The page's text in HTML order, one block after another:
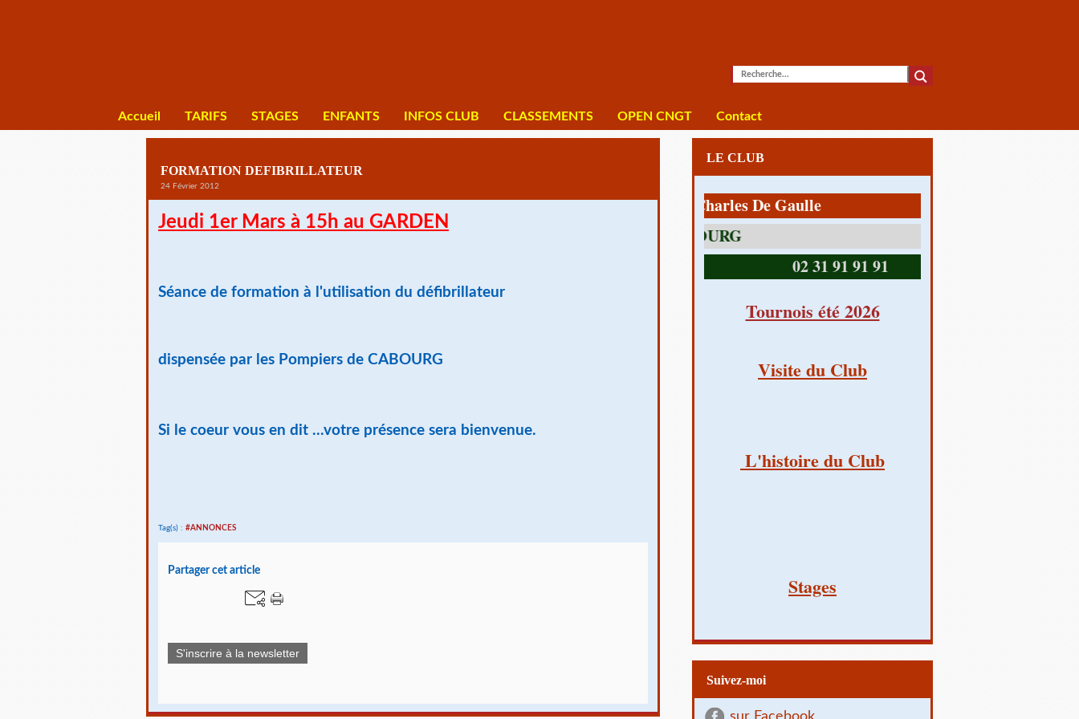
Accueil TARIFS STAGES ENFANTS INFOS CLUB CLASSEMENTS OPEN CNGT Contact
FORMATION DEFIBRILLATEUR
24 Février 2012
Jeudi 1er Mars à 15h au GARDEN
Séance de formation à l'utilisation du défibrillateur
dispensée par les Pompiers de CABOURG
Si le coeur vous en dit ...votre présence sera bienvenue.
Tag(s) : #ANNONCES
Partager cet article
S'inscrire à la newsletter
LE CLUB
1 av Charles De Gaulle
02 31 91 91 91
Tournois été 2026
Visite du Club
L'histoire du Club
Stages
Suivez-moi
sur Facebook